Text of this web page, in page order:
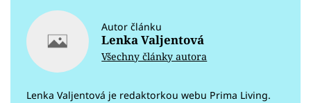
Autor článku
Lenka Valjentová
Všechny články autora
Lenka Valjentová je redaktorkou webu Prima Living.